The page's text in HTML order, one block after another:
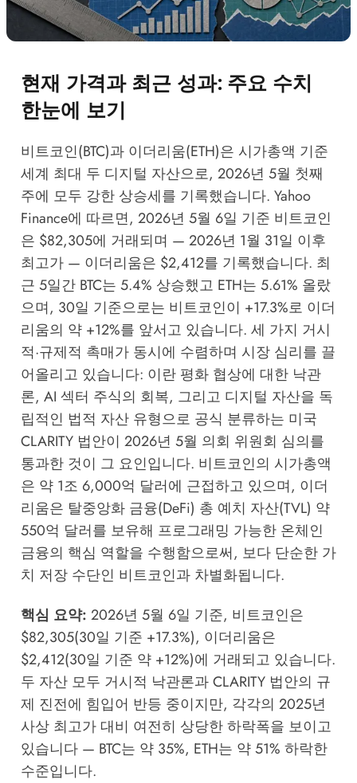
현재 가격과 최근 성과: 주요 수치
한눈에 보기
비트코인(BTC)과 이더리움(ETH)은 시가총액 기준
세계 최대 두 디지털 자산으로, 2026년 5월 첫째
주에 모두 강한 상승세를 기록했습니다. Yahoo
Finance에 따르면, 2026년 5월 6일 기준 비트코인
은 $82,305에 거래되며 — 2026년 1월 31일 이후
최고가 — 이더리움은 $2,412를 기록했습니다. 최
근 5일간 BTC는 5.4% 상승했고 ETH는 5.61% 올랐
으며, 30일 기준으로는 비트코인이 +17.3%로 이더
리움의 약 +12%를 앞서고 있습니다. 세 가지 거시
적·규제적 촉매가 동시에 수렴하며 시장 심리를 끌
어올리고 있습니다: 이란 평화 협상에 대한 낙관
론, AI 섹터 주식의 회복, 그리고 디지털 자산을 독
립적인 법적 자산 유형으로 공식 분류하는 미국
CLARITY 법안이 2026년 5월 의회 위원회 심의를
통과한 것이 그 요인입니다. 비트코인의 시가총액
은 약 1조 6,000억 달러에 근접하고 있으며, 이더
리움은 탈중앙화 금융(DeFi) 총 예치 자산(TVL) 약
550억 달러를 보유해 프로그래밍 가능한 온체인
금융의 핵심 역할을 수행함으로써, 보다 단순한 가
치 저장 수단인 비트코인과 차별화됩니다.
핵심 요약: 2026년 5월 6일 기준, 비트코인은
$82,305(30일 기준 +17.3%), 이더리움은
$2,412(30일 기준 약 +12%)에 거래되고 있습니다.
두 자산 모두 거시적 낙관론과 CLARITY 법안의 규
제 진전에 힘입어 반등 중이지만, 각각의 2025년
사상 최고가 대비 여전히 상당한 하락폭을 보이고
있습니다 — BTC는 약 35%, ETH는 약 51% 하락한
수준입니다.